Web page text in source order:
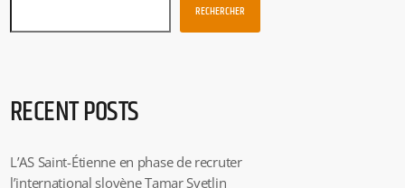
RECHERCHER
RECENT POSTS
L’AS Saint-Étienne en phase de recruter
l’international slovène Tamar Svetlin